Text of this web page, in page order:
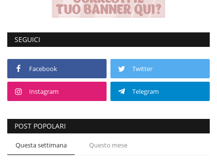
Contatti
Galleria
Shop
SEGUICI
Facebook Twitter
Instagram Telegram
POST POPOLARI
Questa settimana Questo mese